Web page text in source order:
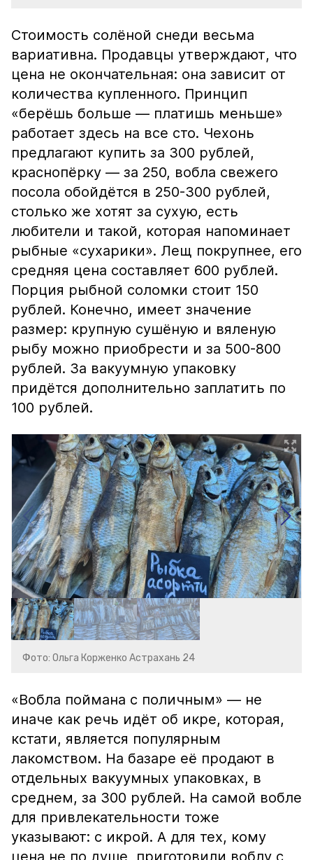
Стоимость солёной снеди весьма
вариативна. Продавцы утверждают, что
цена не окончательная: она зависит от
количества купленного. Принцип
«берёшь больше — платишь меньше»
работает здесь на все сто. Чехонь
предлагают купить за 300 рублей,
краснопёрку — за 250, вобла свежего
посола обойдётся в 250-300 рублей,
столько же хотят за сухую, есть
любители и такой, которая напоминает
рыбные «сухарики». Лещ покрупнее, его
средняя цена составляет 600 рублей.
Порция рыбной соломки стоит 150
рублей. Конечно, имеет значение
размер: крупную сушёную и вяленую
рыбу можно приобрести и за 500-800
рублей. За вакуумную упаковку
придётся дополнительно заплатить по
100 рублей.
Фото: Ольга Корженко Астрахань 24
«Вобла поймана с поличным» — не
иначе как речь идёт об икре, которая,
кстати, является популярным
лакомством. На базаре её продают в
отдельных вакуумных упаковках, в
среднем, за 300 рублей. На самой вобле
для привлекательности тоже
указывают: с икрой. А для тех, кому
цена не по душе, приготовили воблу с